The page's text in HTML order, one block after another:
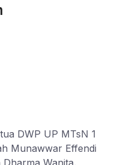
DWP UP MTsN 1
Munawwar Effendi
Dharma Wanita,